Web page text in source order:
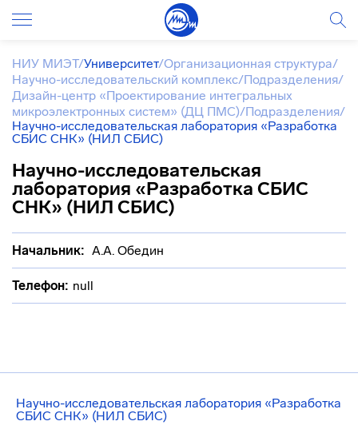
Научно-исследовательская лаборатория «Разработка
СБИС СНК» (НИЛ СБИС)
НИУ МИЭТ/Университет/Организационная структура/
Научно-исследовательский комплекс/Подразделения/
Дизайн-центр «Проектирование интегральных
микроэлектронных систем» (ДЦ ПМС)/Подразделения/
Научно-исследовательская лаборатория «Разработка
СБИС СНК» (НИЛ СБИС)
Научно-исследовательская
лаборатория «Разработка СБИС
СНК» (НИЛ СБИС)
Начальник: А.А. Обедин
Телефон: null